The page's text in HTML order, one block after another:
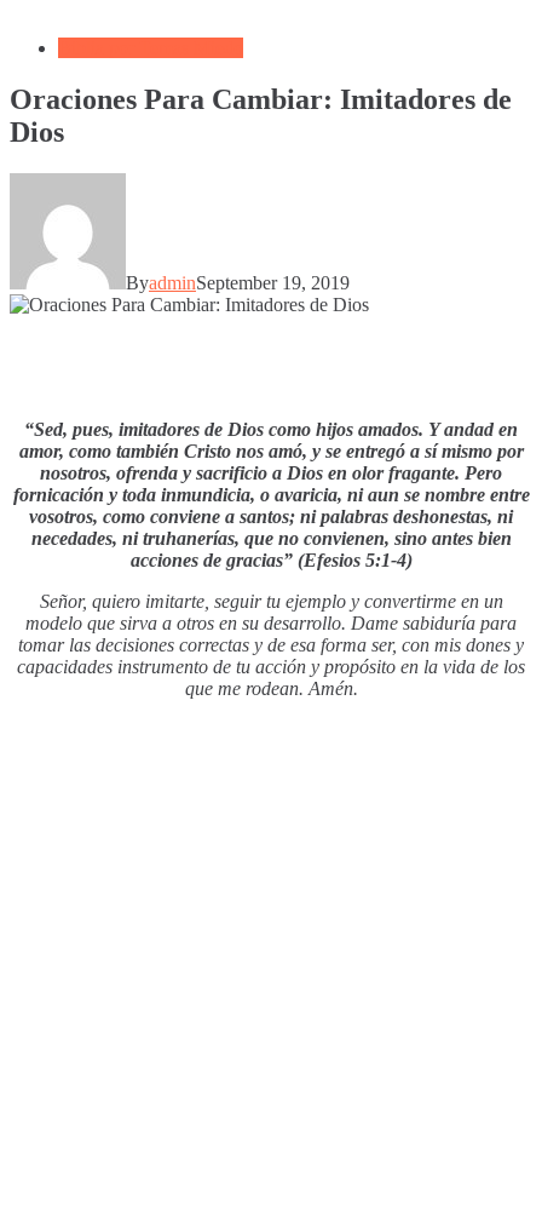
Oraciones Para Cambiar: Imitadores de
Dios
ByadminSeptember 19, 2019
“Sed, pues, imitadores de Dios como hijos amados. Y andad en
amor, como también Cristo nos amó, y se entregó a sí mismo por
nosotros, ofrenda y sacrificio a Dios en olor fragante. Pero
fornicación y toda inmundicia, o avaricia, ni aun se nombre entre
vosotros, como conviene a santos; ni palabras deshonestas, ni
necedades, ni truhanerías, que no convienen, sino antes bien
acciones de gracias” (Efesios 5:1-4)
Señor, quiero imitarte, seguir tu ejemplo y convertirme en un
modelo que sirva a otros en su desarrollo. Dame sabiduría para
tomar las decisiones correctas y de esa forma ser, con mis dones y
capacidades instrumento de tu acción y propósito en la vida de los
que me rodean. Amén.